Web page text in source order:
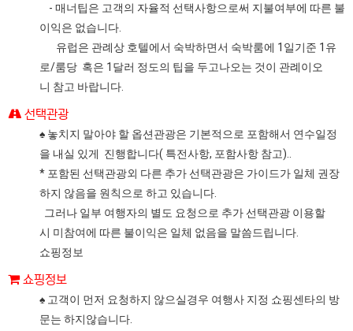
- 매너팁은 고객의 자율적 선택사항으로써 지불여부에 따른 불
이익은 없습니다.
유럽은 관례상 호텔에서 숙박하면서 숙박룸에 1일기준 1유
로/룸당 혹은 1달러 정도의 팁을 두고나오는 것이 관례이오
니 참고 바랍니다.
선택관광
♠ 놓치지 말아야 할 옵션관광은 기본적으로 포함해서 연수일정
을 내실 있게 진행합니다( 특전사항, 포함사항 참고)..
* 포함된 선택관광외 다른 추가 선택관광은 가이드가 일체 권장
하지 않음을 원칙으로 하고 있습니다.
그러나 일부 여행자의 별도 요청으로 추가 선택관광 이용할
시 미참여에 따른 불이익은 일체 없음을 말씀드립니다.
쇼핑정보
쇼핑정보
♠ 고객이 먼저 요청하지 않으실경우 여행사 지정 쇼핑센타의 방
문는 하지않습니다.